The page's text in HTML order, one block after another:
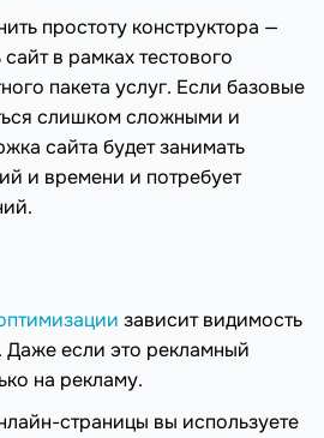
простоту конструктора —
в рамках тестового
пакета услуг. Если базовые
слишком сложными и
сайта будет занимать
и времени и потребует
зависит видимость
Даже если это рекламный
на рекламу.
страницы вы используете